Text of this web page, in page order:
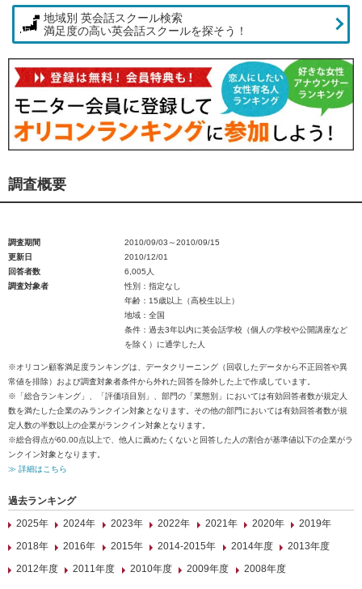
地域別 英会話スクール検索
満足度の高い英会話スクールを探そう！
調査概要
調査期間
2010/09/03～2010/09/15
更新日
2010/12/01
回答者数
6,005人
調査対象者
性別：指定なし
年齢：15歳以上（高校生以上）
地域：全国
条件：過去3年以内に英会話学校（個人の学校や公開講座など
を除く）に通学した人
※オリコン顧客満足度ランキングは、データクリーニング（回収したデータから不正回答や異
常値を排除）および調査対象者条件から外れた回答を除外した上で作成しています。
※「総合ランキング」、「評価項目別」、部門の「業態別」においては有効回答者数が規定人
数を満たした企業のみランクイン対象となります。その他の部門においては有効回答者数が規
定人数の半数以上の企業がランクイン対象となります。
※総合得点が60.00点以上で、他人に薦めたくないと回答した人の割合が基準値以下の企業がラ
ンクイン対象となります。
≫ 詳細はこちら
過去ランキング
2025年
2024年 2023年 2022年 2021年 2020年
2019年
2018年
2016年 2015年 2014-2015年 2014年度
2013年度
2012年度
2011年度 2010年度 2009年度 2008年度